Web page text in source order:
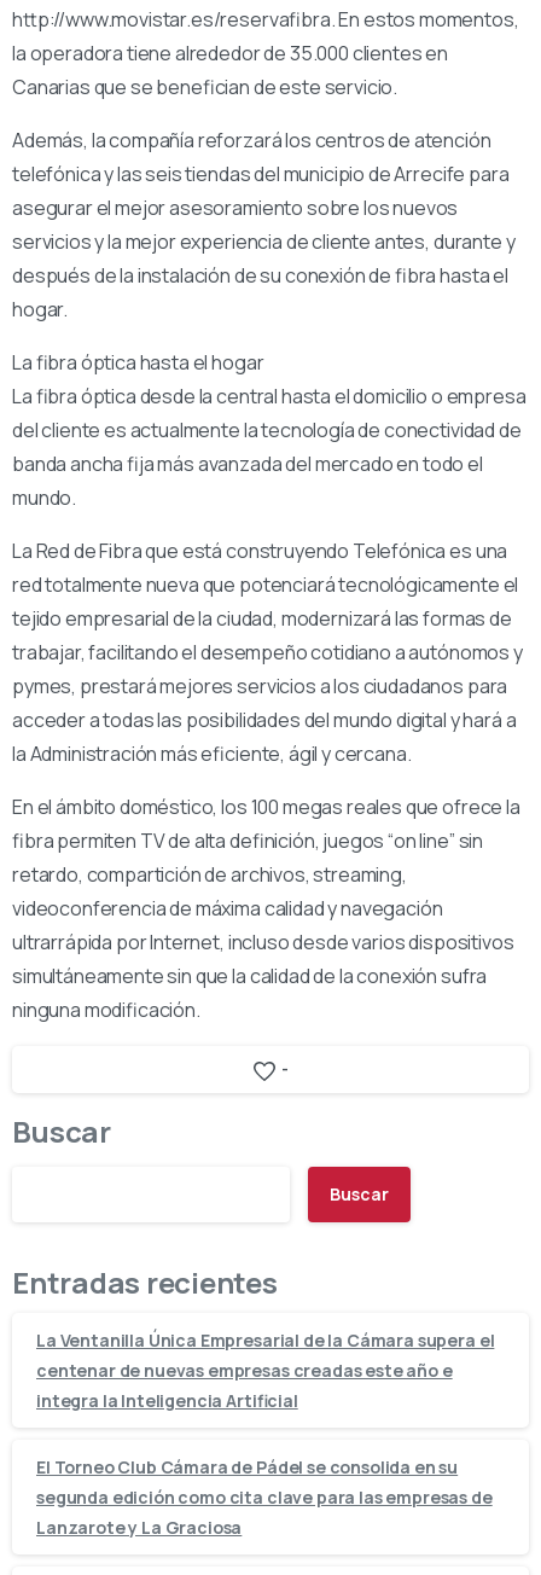
http://www.movistar.es/reservafibra. En estos momentos,
la operadora tiene alrededor de 35.000 clientes en
Canarias que se benefician de este servicio.
Además, la compañía reforzará los centros de atención
telefónica y las seis tiendas del municipio de Arrecife para
asegurar el mejor asesoramiento sobre los nuevos
servicios y la mejor experiencia de cliente antes, durante y
después de la instalación de su conexión de fibra hasta el
hogar.
La fibra óptica hasta el hogar
La fibra óptica desde la central hasta el domicilio o empresa
del cliente es actualmente la tecnología de conectividad de
banda ancha fija más avanzada del mercado en todo el
mundo.
La Red de Fibra que está construyendo Telefónica es una
red totalmente nueva que potenciará tecnológicamente el
tejido empresarial de la ciudad, modernizará las formas de
trabajar, facilitando el desempeño cotidiano a autónomos y
pymes, prestará mejores servicios a los ciudadanos para
acceder a todas las posibilidades del mundo digital y hará a
la Administración más eficiente, ágil y cercana.
En el ámbito doméstico, los 100 megas reales que ofrece la
fibra permiten TV de alta definición, juegos “on line” sin
retardo, compartición de archivos, streaming,
videoconferencia de máxima calidad y navegación
ultrarrápida por Internet, incluso desde varios dispositivos
simultáneamente sin que la calidad de la conexión sufra
ninguna modificación.
-
Buscar
Buscar
Entradas recientes
La Ventanilla Única Empresarial de la Cámara supera el
centenar de nuevas empresas creadas este año e
integra la Inteligencia Artificial
El Torneo Club Cámara de Pádel se consolida en su
segunda edición como cita clave para las empresas de
Lanzarote y La Graciosa